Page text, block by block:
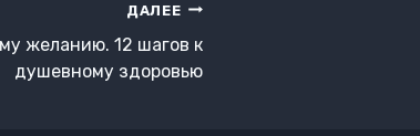
ДАЛЕЕ
желанию. 12 шагов к
душевному здоровью